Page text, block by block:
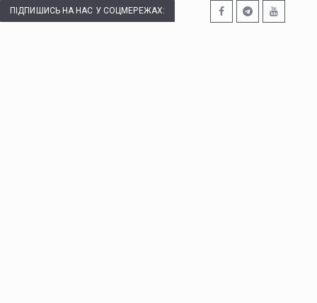
ПІДПИШИСЬ НА НАС У СОЦМЕРЕЖАХ: